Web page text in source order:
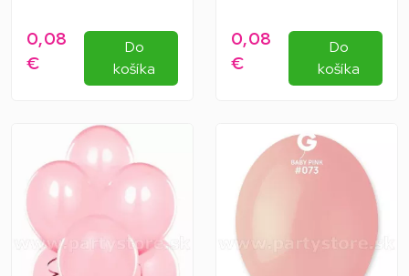
0,08
€
Do
košíka
0,08
€
Do
košíka